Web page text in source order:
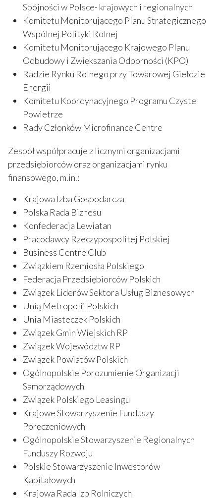
Spójności w Polsce- krajowych i regionalnych
Komitetu Monitorującego Planu Strategicznego
Wspólnej Polityki Rolnej
Komitetu Monitorującego Krajowego Planu
Odbudowy i Zwiększania Odporności (KPO)
Radzie Rynku Rolnego przy Towarowej Giełdzie
Energii
Komitetu Koordynacyjnego Programu Czyste
Powietrze
Rady Członków Microfinance Centre
Zespół współpracuje z licznymi organizacjami
przedsiębiorców oraz organizacjami rynku
finansowego, m.in.:
Krajowa Izba Gospodarcza
Polska Rada Biznesu
Konfederacja Lewiatan
Pracodawcy Rzeczypospolitej Polskiej
Business Centre Club
Związkiem Rzemiosła Polskiego
Federacja Przedsiębiorców Polskich
Związek Liderów Sektora Usług Biznesowych
Unią Metropolii Polskich
Unia Miasteczek Polskich
Związek Gmin Wiejskich RP
Związek Województw RP
Związek Powiatów Polskich
Ogólnopolskie Porozumienie Organizacji
Samorządowych
Związek Polskiego Leasingu
Krajowe Stowarzyszenie Funduszy
Poręczeniowych
Ogólnopolskie Stowarzyszenie Regionalnych
Funduszy Rozwoju
Polskie Stowarzyszenie Inwestorów
Kapitałowych
Krajowa Rada Izb Rolniczych